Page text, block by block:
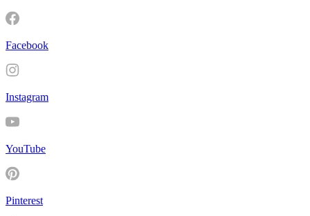
Facebook
Instagram
YouTube
Pinterest